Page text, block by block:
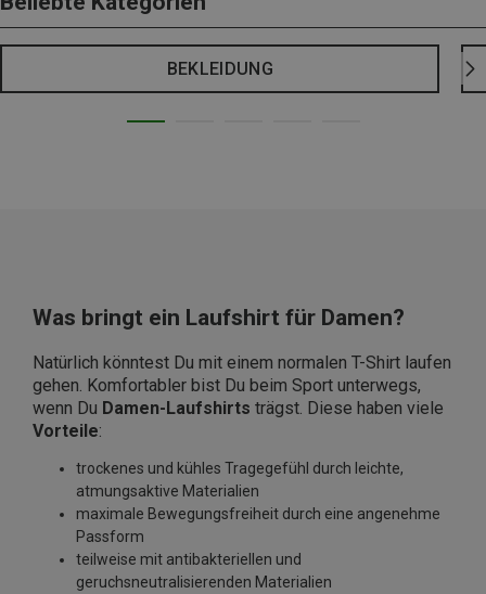
BEKLEIDUNG
Was bringt ein Laufshirt für Damen?
Natürlich könntest Du mit einem normalen T-Shirt laufen
gehen. Komfortabler bist Du beim Sport unterwegs,
wenn Du Damen-Laufshirts trägst. Diese haben viele
Vorteile:
trockenes und kühles Tragegefühl durch leichte,
atmungsaktive Materialien
maximale Bewegungsfreiheit durch eine angenehme
Passform
teilweise mit antibakteriellen und
geruchsneutralisierenden Materialien